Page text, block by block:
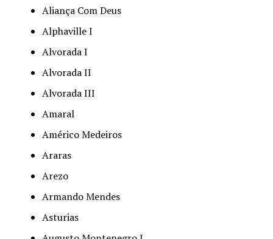
Aliança Com Deus
Alphaville I
Alvorada I
Alvorada II
Alvorada III
Amaral
Américo Medeiros
Araras
Arezo
Armando Mendes
Asturias